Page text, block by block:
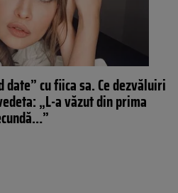
cu fiica sa. Ce dezvăluiri
„L-a văzut din prima